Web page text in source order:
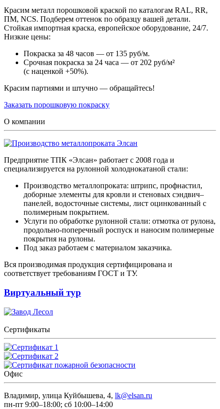
Красим металл порошковой краской по каталогам RAL, RR,
ПМ, NCS. Подберем оттенок по образцу вашей детали.
Стойкая импортная краска, европейское оборудование, 24/7.
Низкие цены:
Покраска за 48 часов — от 135 руб/м.
Срочная покраска за 24 часа — от 202 руб/м²
(с наценкой +50%).
Красим партиями и штучно — обращайтесь!
Заказать порошковую покраску
О компании
Предприятие ТПК «Элсан» работает с 2008 года и
специализируется на рулонной холоднокатаной стали:
Производство металлопроката: штрипс, профнастил,
доборные элементы для кровли и стеновых сэндвич–
панелей, водосточные системы, лист оцинкованный с
полимерным покрытием.
Услуги по обработке рулонной стали: отмотка от рулона,
продольно-поперечный роспуск и наносим полимерные
покрытия на рулоны.
Под заказ работаем с материалом заказчика.
Вся производимая продукция сертифицирована и
соответствует требованиям ГОСТ и ТУ.
Виртуальный тур
Сертификаты
Офис
Владимир, улица Куйбышева, 4, lk@elsan.ru
пн-пт 9:00–18:00; сб 10:00–14:00